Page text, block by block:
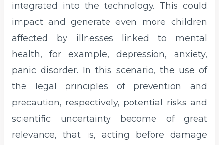
integrated into the technology. This could
impact and generate even more children
affected by illnesses linked to mental
health, for example, depression, anxiety,
panic disorder. In this scenario, the use of
the legal principles of prevention and
precaution, respectively, potential risks and
scientific uncertainty become of great
relevance, that is, acting before damage